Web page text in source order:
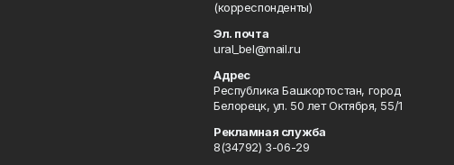
(корреспонденты)
Эл. почта
ural_bel@mail.ru
Адрес
Республика Башкортостан, город
Белорецк, ул. 50 лет Октября, 55/1
Рекламная служба
8(34792) 3-06-29